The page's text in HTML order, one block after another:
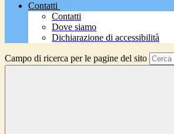
Contatti
Contatti
Dove siamo
Dichiarazione di accessibilità
Campo di ricerca per le pagine del sito